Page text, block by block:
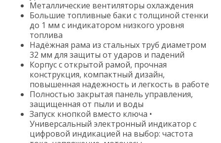
Металлические вентиляторы охлаждения
Большие топливные баки с толщиной стенки
до 1 мм с индикатором низкого уровня
топлива
Надёжная рама из стальных труб диаметром
32 мм для защиты от ударов и падений
Корпус с открытой рамой, прочная
конструкция, компактный дизайн,
повышенная надежность и легкость в работе
Полностью закрытая панель управления,
защищенная от пыли и воды
Запуск кнопкой вместо ключа •
Универсальный электронный индикатор с
цифровой индикацией на выбор: частота